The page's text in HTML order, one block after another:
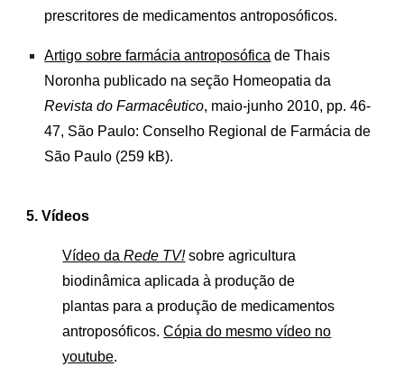
prescritores de medicamentos antroposóficos.
Artigo sobre farmácia antroposófica de Thais
Noronha publicado na seção Homeopatia da
Revista do Farmacêutico, maio-junho 2010, pp. 46-
47, São Paulo: Conselho Regional de Farmácia de
São Paulo (259 kB).
5. Vídeos
Vídeo daRede TV!sobre agricultura
biodinâmica aplicada à produção de
plantas para a produção de medicamentos
antroposóficos.Cópia do mesmo vídeo no
youtube.